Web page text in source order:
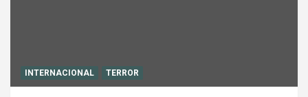
INTERNACIONAL TERROR